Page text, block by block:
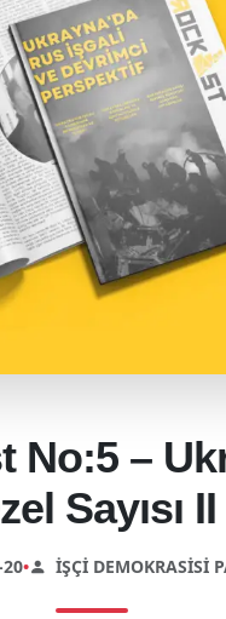
No:5 –
Sayısı II
• İŞÇI DEMOKRASISI